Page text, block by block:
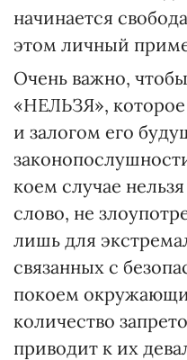
начинается
этом личный
Очень важно,
«НЕЛЬЗЯ»,
и залогом его
коем случае
слово, не
лишь для
связанных с
покоем
количество
приводит к их